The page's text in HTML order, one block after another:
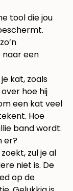
tool die jou
naar een
kat, zoals
hoe hij
een kat veel
Hoe
band wordt.
er?
zul je al
niet is. De
op de